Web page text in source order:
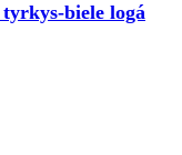
biele logá